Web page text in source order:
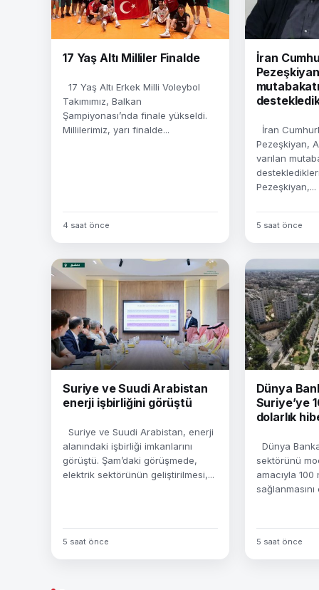
17 Yaş Altı Milliler Finalde
17 Yaş Altı Erkek Milli Voleybol
Takımımız, Balkan
Şampiyonası’nda finale yükseldi.
Millilerimiz, yarı finalde...
4 saat önce
İran
İran
Pezeşkiyan,
varılan
Pezeşkiyan,...
5 saat önce
Suriye ve Suudi Arabistan
enerji işbirliğini görüştü
Suriye ve Suudi Arabistan, enerji
alanındaki işbirliği imkanlarını
görüştü. Şam’daki görüşmede,
elektrik sektörünün geliştirilmesi,...
5 saat önce
Dünya
Suriye’ye
dolarlık
Dünya
sektörünü
amacıyla 100
sağlanmasını
5 saat önce